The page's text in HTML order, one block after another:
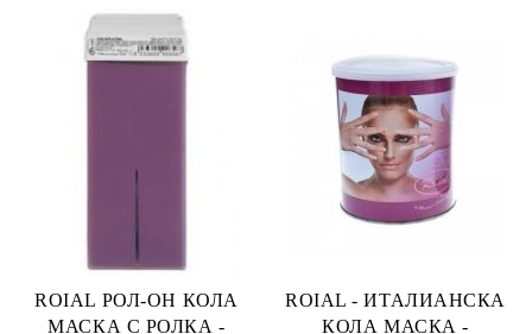
ROIAL РОЛ-ОН КОЛА
МАСКА С РОЛКА -
ROIAL - ИТАЛИАНСКА
КОЛА МАСКА -